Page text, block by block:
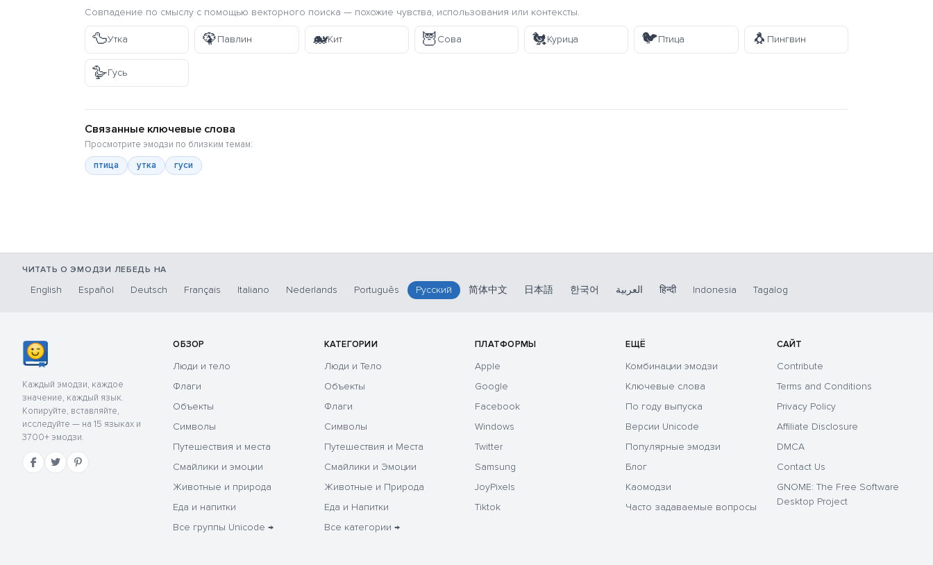
Совпадение по смыслу с помощью векторного поиска — похожие чувства, использования или контексты.
🦆Утка 🦚Павлин 🐋Кит 🦉Сова 🐔Курица 🐦Птица 🐧 Пингвин
🪿Гусь
Связанные ключевые слова
Просмотрите эмодзи по близким темам:
птица
утка гуси
ЧИТАТЬ О ЭМОДЗИ ЛЕБЕДЬ НА
English Español Deutsch Français Italiano Nederlands Português Русский 简体中文 日本語 한국어 العربية हिन्दी Indonesia Tagalog
Каждый эмодзи, каждое
значение, каждый язык.
Копируйте, вставляйте,
исследуйте — на 15 языках и
3700+ эмодзи.
ОБЗОР
Люди и тело
Флаги
Объекты
Символы
Путешествия и места
Смайлики и эмоции
Животные и природа
Еда и напитки
Все группы Unicode →
КАТЕГОРИИ
Люди и Тело
Объекты
Флаги
Символы
Путешествия и Места
Смайлики и Эмоции
Животные и Природа
Еда и Напитки
Все категории →
ПЛАТФОРМЫ
Apple
Google
Facebook
Windows
Twitter
Samsung
JoyPixels
Tiktok
ЕЩЁ
Комбинации эмодзи
Ключевые слова
По году выпуска
Версии Unicode
Популярные эмодзи
Блог
Каомодзи
Часто задаваемые вопросы
САЙТ
Contribute
Terms and Conditions
Privacy Policy
Affiliate Disclosure
DMCA
Contact Us
GNOME: The Free Software
Desktop Project